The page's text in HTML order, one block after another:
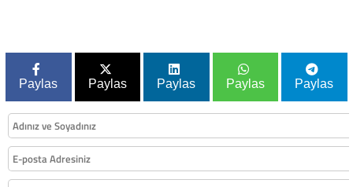
Paylas Paylas Paylas Paylas Paylas